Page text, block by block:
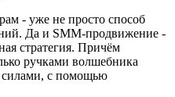
- уже не просто способ
Да и SMM-продвижение -
стратегия. Причём
ручками волшебника
с помощью